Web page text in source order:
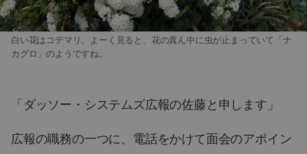
白い花はコデマリ。よーく見ると、花の真ん中に虫が止まっていて「ナ
カグロ」のようですね。
「ダッソー・システムズ広報の佐藤と申します」
広報の職務の一つに、電話をかけて面会のアポイン